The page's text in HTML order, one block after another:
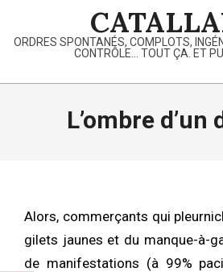
content
ORDRES SPONTANÉS, COMPLOTS,
CONTRÔLE… TOUT ÇA. ET
Primary
L’ombre d’un
Alors, commerçants qui
gilets jaunes et du manque-à-
de manifestations (à 99%